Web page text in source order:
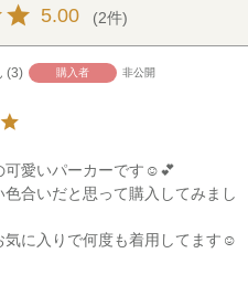
【TIME SAL
【TIME SAL
5.00 2
3 購入者 非公開
可愛いパーカーです☺️💕
色合いだと思って購入してみまし
気に入りで何度も着用してます☺️